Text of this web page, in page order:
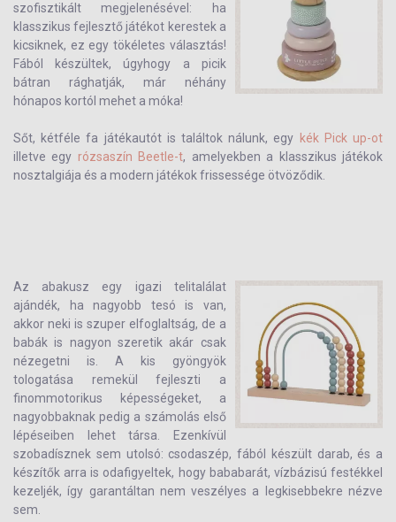
szofisztikált megjelenésével: ha
klasszikus fejlesztő játékot kerestek a
kicsiknek, ez egy tökéletes választás!
Fából készültek, úgyhogy a picik
bátran rághatják, már néhány
hónapos kortól mehet a móka!
Sőt, kétféle fa játékautót is találtok nálunk, egy kék Pick up-ot
illetve egy rózsaszín Beetle-t, amelyekben a klasszikus játékok
nosztalgiája és a modern játékok frissessége ötvöződik.
Az abakusz egy igazi telitalálat
ajándék, ha nagyobb tesó is van,
akkor neki is szuper elfoglaltság, de a
babák is nagyon szeretik akár csak
nézegetni is. A kis gyöngyök
tologatása remekül fejleszti a
finommotorikus képességeket, a
nagyobbaknak pedig a számolás első
lépéseiben lehet társa. Ezenkívül
szobadísznek sem utolsó: csodaszép, fából készült darab, és a
készítők arra is odafigyeltek, hogy bababarát, vízbázisú festékkel
kezeljék, így garantáltan nem veszélyes a legkisebbekre nézve
sem.